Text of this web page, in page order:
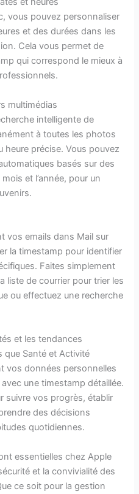
vous pouvez personnaliser
et des durées dans les
Cela vous permet de
qui correspond le mieux à
multimédias
intelligente de
à toutes les photos
heure précise. Vous pouvez
basés sur des
et l’année, pour un
vos emails dans Mail sur
la timestamp pour identifier
Faites simplement
liste de courrier pour trier les
ou effectuez une recherche
et les tendances
que Santé et Activité
vos données personnelles
une timestamp détaillée.
suivre vos progrès, établir
des décisions
quotidiennes.
essentielles chez Apple
et la convivialité des
ce soit pour la gestion